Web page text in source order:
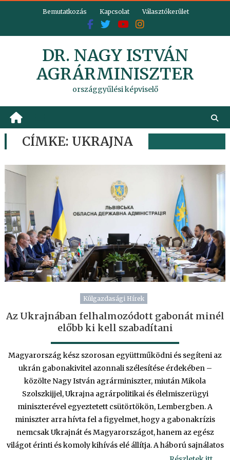
Bemutatkozás Kapcsolat Választókerület
DR. NAGY ISTVÁN
AGRÁRMINISZTER
országgyűlési képviselő
CÍMKE: UKRAJNA
Külgazdasági Hírek
Az Ukrajnában felhalmozódott gabonát minél
előbb ki kell szabadítani
Magyarország kész szorosan együttműködni és segíteni az
ukrán gabonakivitel azonnali szélesítése érdekében –
közölte Nagy István agrárminiszter, miután Mikola
Szolszkijjel, Ukrajna agrárpolitikai és élelmiszerügyi
miniszterével egyeztetett csütörtökön, Lembergben. A
miniszter arra hívta fel a figyelmet, hogy a gabonakrízis
nemcsak Ukrajnát és Magyarországot, hanem az egész
világot érinti és komoly kihívás elé állítja. A háború sajnálatos